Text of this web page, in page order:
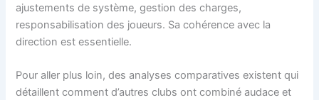
ajustements de système, gestion des charges,
responsabilisation des joueurs. Sa cohérence avec la
direction est essentielle.
Pour aller plus loin, des analyses comparatives existent qui
détaillent comment d’autres clubs ont combiné audace et